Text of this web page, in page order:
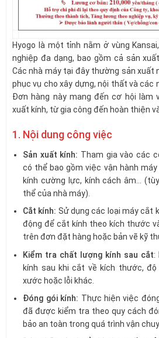
Hyogo là một tỉnh nằm ở vùng
nghiệp đa dạng, bao gồm cả sản
Các nhà máy tại đây thường sản xuất
phục vụ cho xây dựng, nội thất và các
Đơn hàng này mang đến cơ hội làm
xuất kính, từ gia công đến hoàn thiện
1. Nội dung công việc
Sản xuất kính: Tham gia vào các
có thể bao gồm việc vận hành
kính cường lực, kính cách âm…
thể của nhà máy).
Cắt kính: Sử dụng các loại máy cắt
động để cắt kính theo kích thước
trên đơn đặt hàng hoặc bản vẽ kỹ
Kiểm tra chất lượng kính sau cắt:
kính sau khi cắt về kích thước,
xước hoặc lỗi khác.
Đóng gói kính: Thực hiện việc
đã được kiểm tra theo quy cách
bảo an toàn trong quá trình vận